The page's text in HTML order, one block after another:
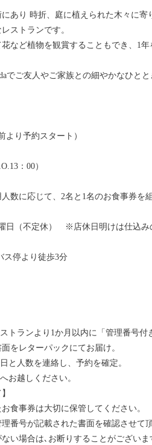
あり 時折、庭に植えられた木々に寄
ストランです。
など植物を観賞することもでき、1
でご友人やご家族との細やかなひと
より予約スタート）
：00）
数に応じて、2名と1名のお食事券を
日（不定休） ※店休日明けは仕込み
ス停より徒歩3分
トランより1か月以内に「管理番号付
をレターパックにてお届け。
と人数を連絡し、予約を確定。
お越しください。
食事券は大切に保管してください。
番号が記載された書面を確認させて頂
い場合は､お断りすることがございま